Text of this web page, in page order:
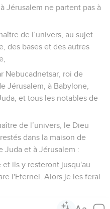
Jérusalem ne partent pas à
de l’univers, au sujet
des bases et des autres
Nebucadnetsar, roi de
Jérusalem, à Babylone,
et tous les notables de
de l’univers, le Dieu
dans la maison de
Juda et à Jérusalem :
et ils y resteront jusqu'au
l'Eternel. Alors je les ferai